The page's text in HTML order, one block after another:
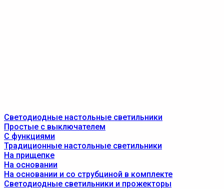
Светодиодные настольные светильники
Простые с выключателем
С функциями
Традиционные настольные светильники
На прищепке
На основании
На основании и со струбциной в комплекте
Светодиодные светильники и прожекторы